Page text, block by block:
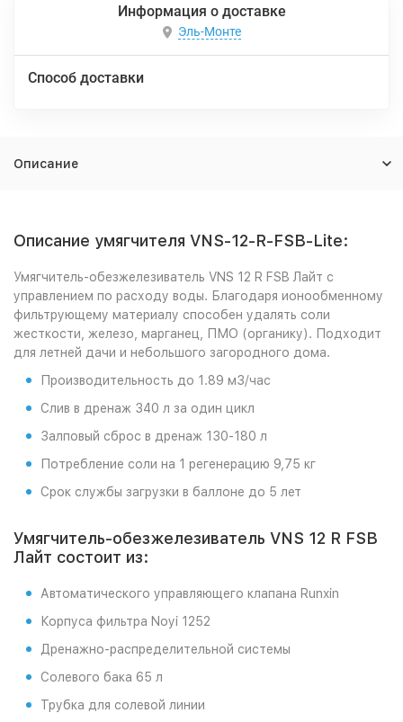
Информация о доставке
Эль-Монте
Способ доставки
Описание
Описание умягчителя VNS-12-R-FSB-Lite:
Умягчитель-обезжелезиватель VNS 12 R FSB Лайт с
управлением по расходу воды. Благодаря ионообменному
фильтрующему материалу способен удалять соли
жесткости, железо, марганец, ПМО (органику). Подходит
для летней дачи и небольшого загородного дома.
Производительность до 1.89 м3/час
Слив в дренаж 340 л за один цикл
Залповый сброс в дренаж 130-180 л
Потребление соли на 1 регенерацию 9,75 кг
Срок службы загрузки в баллоне до 5 лет
Умягчитель-обезжелезиватель VNS 12 R FSB
Лайт состоит из:
Автоматического управляющего клапана Runxin
Корпуса фильтра Noyi 1252
Дренажно-распределительной системы
Солевого бака 65 л
Трубка для солевой линии